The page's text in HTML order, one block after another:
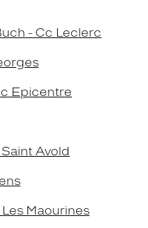
- Cc Leclerc
Epicentre
Avold
Maourines